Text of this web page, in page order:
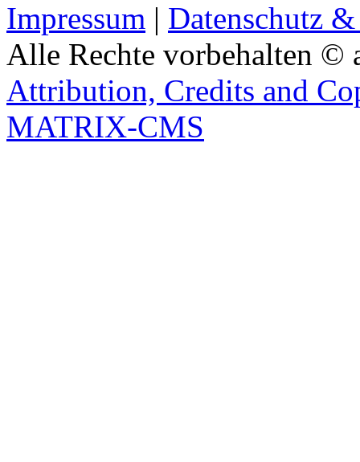
Impressum | Datenschutz
Alle Rechte vorbehalten ©
Attribution, Credits and
MATRIX-CMS